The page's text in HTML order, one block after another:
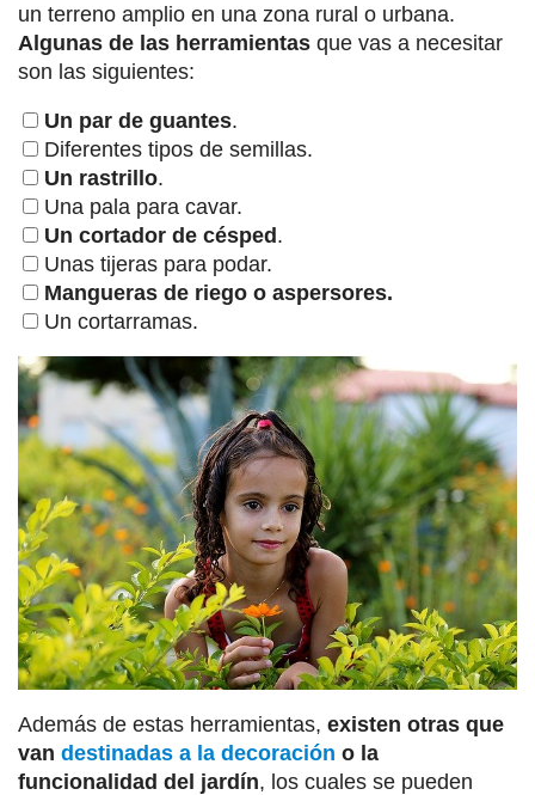
un terreno amplio en una zona rural o urbana.
Algunas de las herramientas que vas a necesitar
son las siguientes:
Un par de guantes.
Diferentes tipos de semillas.
Un rastrillo.
Una pala para cavar.
Un cortador de césped .
Unas tijeras para podar.
Mangueras de riego o aspersores.
Un cortarramas.
Además de estas herramientas, existen otras que
van destinadas a la decoración o la
funcionalidad del jardín, los cuales se pueden